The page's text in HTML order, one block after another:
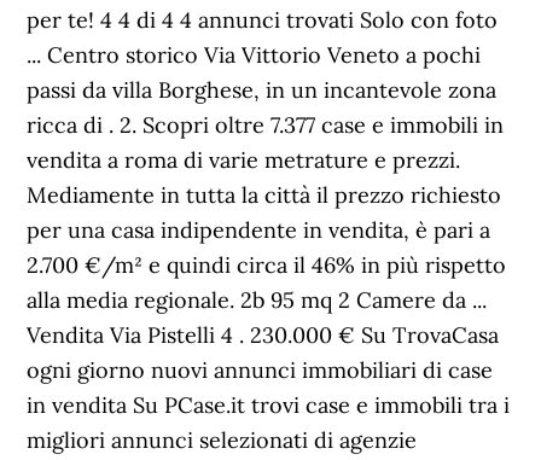
per te! 4 4 di 4 4 annunci trovati Solo con foto
... Centro storico Via Vittorio Veneto a pochi
passi da villa Borghese, in un incantevole zona
ricca di . 2. Scopri oltre 7.377 case e immobili in
vendita a roma di varie metrature e prezzi.
Mediamente in tutta la città il prezzo richiesto
per una casa indipendente in vendita, è pari a
2.700 €/m² e quindi circa il 46% in più rispetto
alla media regionale. 2b 95 mq 2 Camere da ...
Vendita Via Pistelli 4 . 230.000 € Su TrovaCasa
ogni giorno nuovi annunci immobiliari di case
in vendita Su PCase.it trovi case e immobili tra i
migliori annunci selezionati di agenzie